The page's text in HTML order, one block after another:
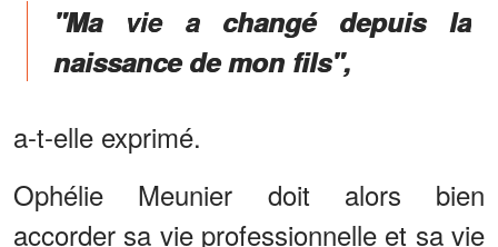
"Ma vie a changé depuis la
naissance de mon fils",
a-t-elle exprimé.
Ophélie Meunier doit alors bien
accorder sa vie professionnelle et sa vie